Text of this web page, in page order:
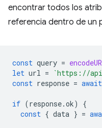
encontrar todos los
referencia dentro de un
const query =
let url = `https://
const response = await
if (response.ok)
{
const { data } =